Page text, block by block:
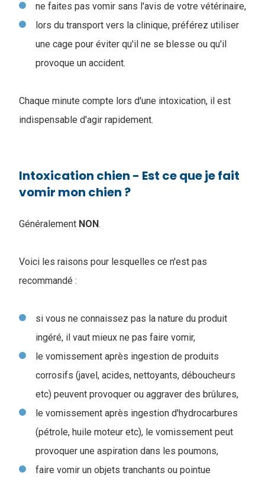
ne faites pas vomir sans l'avis de votre vétérinaire,
lors du transport vers la clinique, préférez utiliser
une cage pour éviter qu'il ne se blesse ou qu'il
provoque un accident.
Chaque minute compte lors d'une intoxication, il est
indispensable d'agir rapidement.
Intoxication chien - Est ce que je fait
vomir mon chien ?
Généralement NON.
Voici les raisons pour lesquelles ce n'est pas
recommandé :
si vous ne connaissez pas la nature du produit
ingéré, il vaut mieux ne pas faire vomir,
le vomissement après ingestion de produits
corrosifs (javel, acides, nettoyants, déboucheurs
etc) peuvent provoquer ou aggraver des brûlures,
le vomissement après ingestion d'hydrocarbures
(pétrole, huile moteur etc), le vomissement peut
provoquer une aspiration dans les poumons,
faire vomir un objets tranchants ou pointue